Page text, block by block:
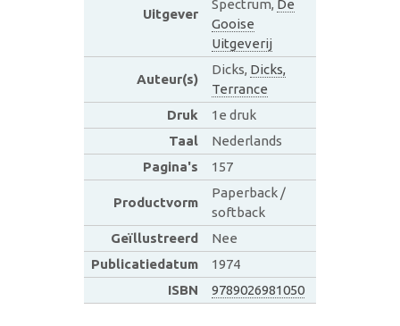
Uitgever
Spectrum, De
Gooise
Uitgeverij
Auteur(s)
Dicks, Dicks,
Terrance
Druk
1e druk
Taal
Nederlands
Pagina's
157
Productvorm
Paperback /
softback
Geïllustreerd
Nee
Publicatiedatum
1974
ISBN
9789026981050